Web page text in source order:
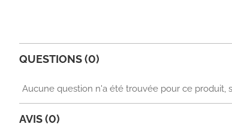
QUESTIONS (0)
Aucune question n'a été trouvée pour ce produit,
AVIS (0)